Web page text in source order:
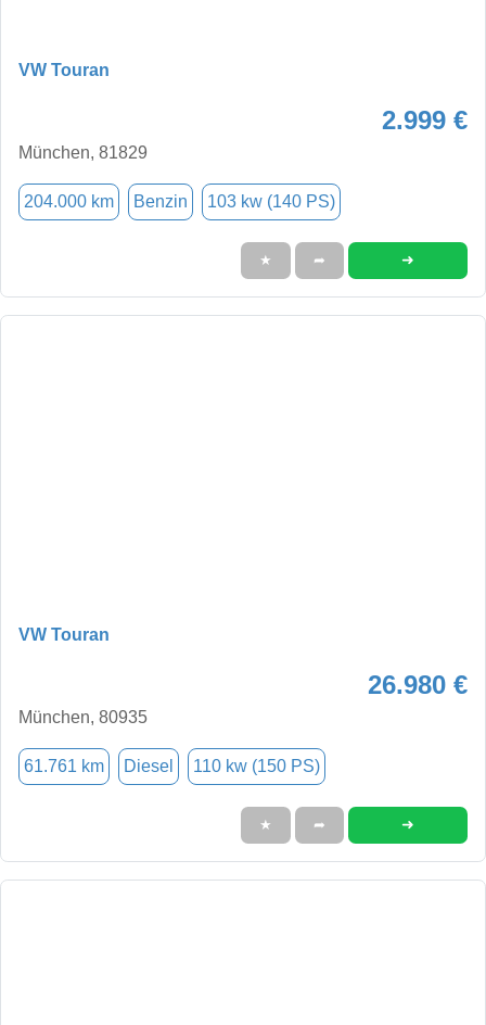
VW Touran
2.999 €
München, 81829
204.000 km Benzin 103 kw (140 PS)
★ ➦ ➜
VW Touran
26.980 €
München, 80935
61.761 km Diesel 110 kw (150 PS)
★ ➦ ➜